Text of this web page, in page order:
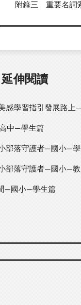
附錄三 重要名詞索
延伸閱讀
感學習指引發展路上
中—學生篇
部落守護者—國小—
部落守護者—國小—
—國小—學生篇